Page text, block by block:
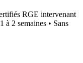
RGE intervenant
1 à 2 semaines • Sans